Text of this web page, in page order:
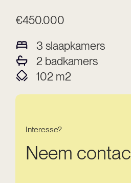
€450.000
3 slaapkamers
2 badkamers
102 m2
Interesse?
Neem